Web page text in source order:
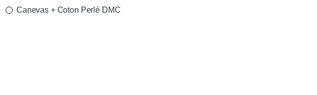
Canevas + Coton Perlé DMC